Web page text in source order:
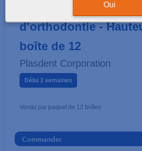
Oui
Boite pour appareil
d'orthodontie -
boîte de 12
Plasdent Corporation
Délai 3 semaines
Vendu par paquet de 12 boîtes
Commander